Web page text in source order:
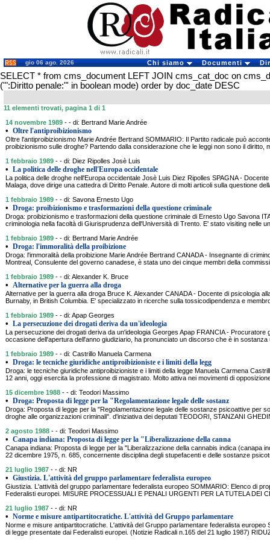
gio 06 ago. 2026 Chi siamo Documenti
SELECT * from cms_document LEFT JOIN cms_cat_doc on
('":Diritto penale:"' in boolean mode) order by doc_date DESC
11 elementi trovati, pagina 1 di 1
14 novembre 1989 - - di: Bertrand Marie Andrée
• Oltre l'antiproibizionismo
Oltre l'antiproibizionismo Marie Andrée Bertrand SOMMARIO: Il Partito radicale può
proibizionismo sulle droghe? Partendo dalla considerazione che le leggi non sono il diritto,
1 febbraio 1989 - - di: Diez Ripolles Josè Luis
• La politica delle droghe nell'Europa occidentale
La politica delle droghe nell'Europa occidentale Josè Luis Diez Ripolles SPAGNA -
Malaga, dove dirige una cattedra di Diritto Penale. Autore di molti articoli sulla questione
1 febbraio 1989 - - di: Savona Ernesto Ugo
• Droga: proibizionismo e trasformazioni della questione criminale
Droga: proibizionismo e trasformazioni della questione criminale di Ernesto Ugo Savona
criminologia nella facoltà di Giurisprudenza dell'Università di Trento. E' stato visiting nelle
1 febbraio 1989 - - di: Bertrand Marie Andrée
• Droga: l'immoralità della proibizione
Droga: l'immoralità della proibizione Marie Andrée Bertrand CANADA - Insegnante di
Montreal, Consulente del governo canadese, è stata uno dei cinque membri della
1 febbraio 1989 - - di: Alexander K. Bruce
• Alternative per la guerra alla droga
Alternative per la guerra alla droga Bruce K. Alexander CANADA - Docente di psicologia
Burnaby, in British Columbia. E' specializzato in ricerche sulla tossicodipendenza e
1 febbraio 1989 - - di: Apap Georges
• La persecuzione dei drogati deriva da un'ideologia
La persecuzione dei drogati deriva da un'ideologia Georges Apap FRANCIA - Procuratore
occasione dell'apertura dell'anno giudiziario, ha pronunciato un discorso che è in sostanza
1 febbraio 1989 - - di: Castrillo Manuela Carmena
• Droga: le tecniche giuridiche antiproibizioniste e i limiti della legg
Droga: le tecniche giuridiche antiproibizioniste e i limiti della legge Manuela Carmena
12 anni, oggi esercita la professione di magistrato. Molto attiva nei movimenti di
15 dicembre 1988 - - di: Teodori Massimo
• Droga: Proposta di legge per la "Regolamentazione legale delle sostanz
Droga: Proposta di legge per la "Regolamentazione legale delle sostanze psicoattive per
droghe alle organizzazioni criminali". d'iniziativa dei deputati TEODORI, STANZANI
2 agosto 1988 - - di: Teodori Massimo
• Canapa indiana: Proposta di legge per la "Liberalizzazione della canna
Canapa indiana: Proposta di legge per la "Liberalizzazione della cannabis indica (canapa
22 dicembre 1975, n. 685, concernente disciplina degli stupefacenti e delle sostanze
21 luglio 1987 - - di: NR
• Giustizia. L'attività del gruppo parlamentare federalista europeo
Giustizia. L'attività del gruppo parlamentare federalista europeo SOMMARIO: Elenco di
Federalisti europei. MISURE PROCESSUALI E PENALI URGENTI PER LA TUTELA DEI
21 luglio 1987 - - di: NR
• Norme e misure antipartitocratiche. L'attività del Gruppo parlamentare
Norme e misure antipartitocratiche. L'attività del Gruppo parlamentare federalista europeo
di legge presentate dai Federalisti europei. (Notizie Radicali n.165 del 21 luglio 1987)